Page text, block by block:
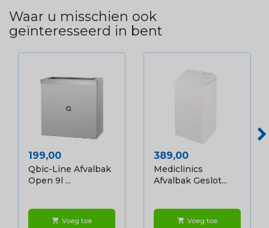
Waar u misschien ook
geïnteresseerd in bent
Prijs
199,00
Qbic-Line Afvalbak
Open 9l ...
shopping_cart Voeg toe
Prijs
389,00
Mediclinics
Afvalbak Geslot...
shopping_cart Voeg toe